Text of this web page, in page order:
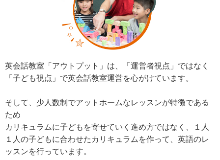
英会話教室「アウトプット」は、「運営者視点」ではなく
「子ども視点」で英会話教室運営を心がけています。
そして、少人数制でアットホームなレッスンが特徴である
ため
カリキュラムに子どもを寄せていく進め方ではなく、１人
１人の子どもに合わせたカリキュラムを作って、英語のレ
ッスンを行っています。